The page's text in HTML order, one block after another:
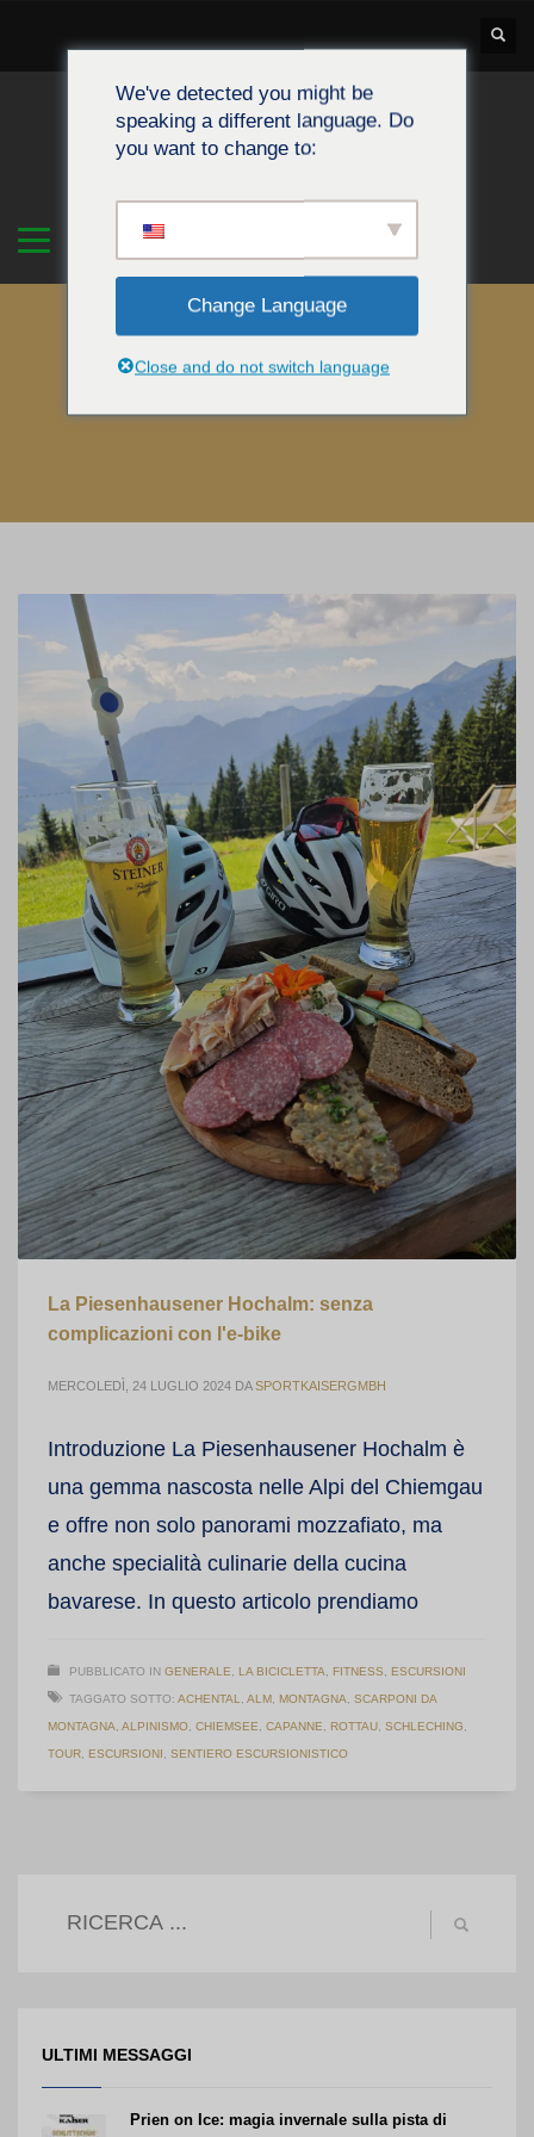
La Piesenhausener Hochalm: senza
complicazioni con l'e-bike
MERCOLEDÌ, 24 LUGLIO 2024 DASPORTKAISERGMBH
Introduzione La Piesenhausener Hochalm è
una gemma nascosta nelle Alpi del Chiemgau
e offre non solo panorami mozzafiato, ma
anche specialità culinarie della cucina
bavarese. In questo articolo prendiamo
PUBBLICATO IN GENERALE LA BICICLETTA FITNESS ESCURSIONI
TAGGATO SOTTO: ACHENTAL ALM MONTAGNA SCARPONI DA
MONTAGNA ALPINISMO CHIEMSEE CAPANNE ROTTAU SCHLECHING
TOUR ESCURSIONI SENTIERO ESCURSIONISTICO
ULTIMI MESSAGGI
Prien on Ice: magia invernale sulla pista di
We've detected you might be
speaking a different language. Do
you want to change to:
Change Language
Close and do not switch language